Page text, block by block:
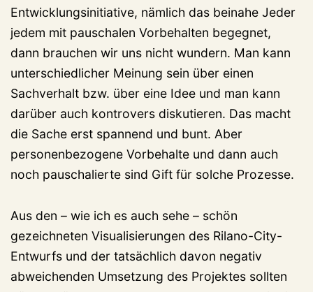
Entwicklungsinitiative, nämlich das beinahe Jeder
jedem mit pauschalen Vorbehalten begegnet,
dann brauchen wir uns nicht wundern. Man kann
unterschiedlicher Meinung sein über einen
Sachverhalt bzw. über eine Idee und man kann
darüber auch kontrovers diskutieren. Das macht
die Sache erst spannend und bunt. Aber
personenbezogene Vorbehalte und dann auch
noch pauschalierte sind Gift für solche Prozesse.
Aus den – wie ich es auch sehe – schön
gezeichneten Visualisierungen des Rilano-City-
Entwurfs und der tatsächlich davon negativ
abweichenden Umsetzung des Projektes sollten